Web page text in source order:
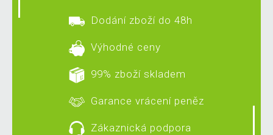
Dodání zboží do 48h
Výhodné ceny
99% zboží skladem
Garance vrácení peněz
Zákaznická podpora